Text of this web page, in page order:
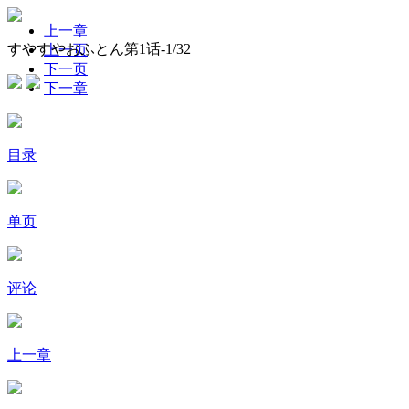
すやすやおふとん第1话-1/32
上一章
上一页
下一页
下一章
目录
单页
评论
上一章